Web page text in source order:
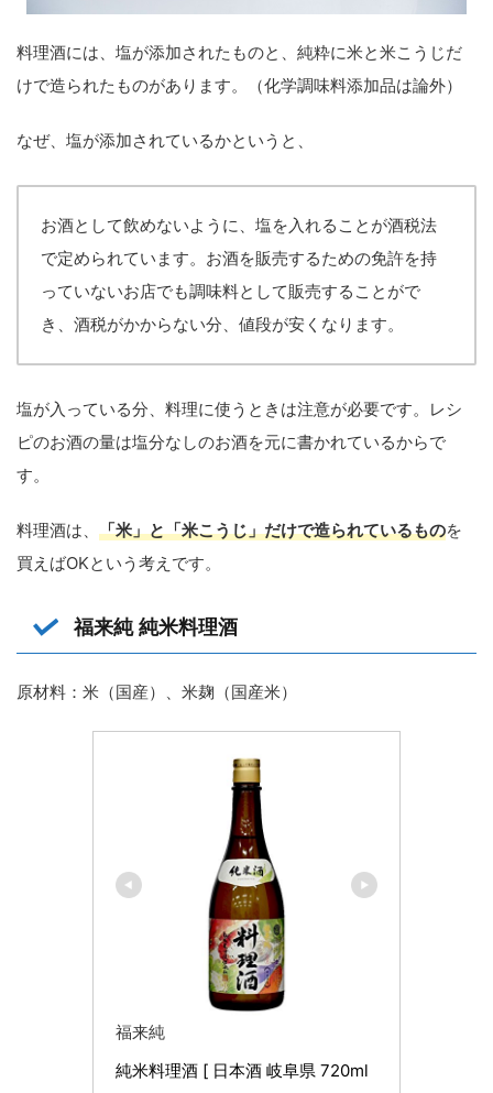
料理酒には、塩が添加されたものと、純粋に米と米こうじだ
けで造られたものがあります。（化学調味料添加品は論外）
なぜ、塩が添加されているかというと、
お酒として飲めないように、塩を入れることが酒税法
で定められています。お酒を販売するための免許を持
っていないお店でも調味料として販売することがで
き、酒税がかからない分、値段が安くなります。
塩が入っている分、料理に使うときは注意が必要です。レシ
ピのお酒の量は塩分なしのお酒を元に書かれているからで
す。
料理酒は、 「米」と「米こうじ」だけで造られているものを
買えばOKという考えです。
福来純 純米料理酒
原材料：米（国産）、米麹（国産米）
福来純
純米料理酒 [ 日本酒 岐阜県 720ml